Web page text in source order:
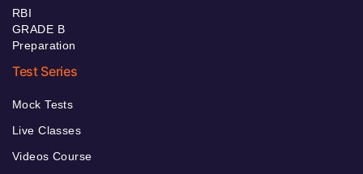
RBI
GRADE B
Preparation
Test Series
Mock Tests
Live Classes
Videos Course